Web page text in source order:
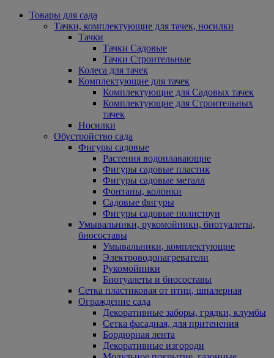
Товары для сада
Тачки, комплектующие для тачек, носилки
Тачки
Тачки Садовые
Тачки Строительные
Колеса для тачек
Комплектующие для тачек
Комплектующие для Садовых тачек
Комплектующие для Строительных
тачек
Носилки
Обустройство сада
Фигуры садовые
Растения водоплавающие
Фигуры садовые пластик
Фигуры садовые металл
Фонтаны, колонки
Садовые фигуры
Фигуры садовые полистоун
Умывальники, рукомойники, биотуалеты,
биосоставы
Умывальники, комплектующие
Электроводонагреватели
Рукомойники
Биотуалеты и биосоставы
Сетка пластиковая от птиц, шпалерная
Ограждение сада
Декоративные заборы, грядки, клумбы
Сетка фасадная, для притенения
Бордюрная лента
Декоративные изгороди